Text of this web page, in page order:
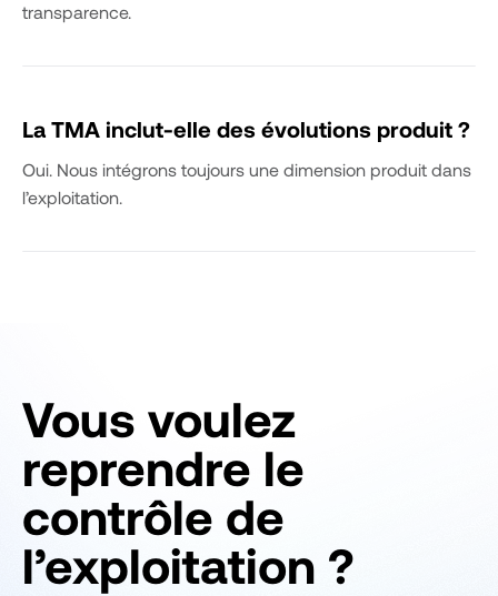
transparence.
La TMA inclut-elle des évolutions produit ?
Oui. Nous intégrons toujours une dimension produit dans
l’exploitation.
Vous voulez
reprendre le
contrôle de
l’exploitation ?